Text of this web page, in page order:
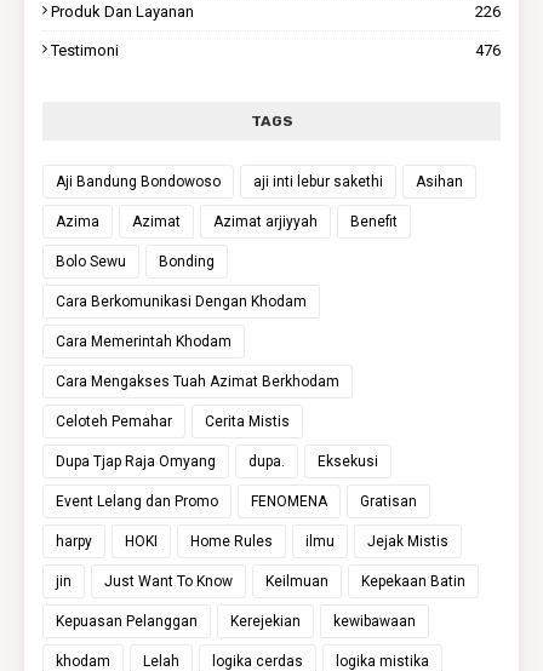
Produk Dan Layanan 226
Testimoni 476
TAGS
Aji Bandung Bondowoso aji inti lebur sakethi Asihan
Azima Azimat Azimat arjiyyah Benefit
Bolo Sewu Bonding
Cara Berkomunikasi Dengan Khodam
Cara Memerintah Khodam
Cara Mengakses Tuah Azimat Berkhodam
Celoteh Pemahar Cerita Mistis
Dupa Tjap Raja Omyang dupa. Eksekusi
Event Lelang dan Promo FENOMENA Gratisan
harpy HOKI Home Rules ilmu Jejak Mistis
jin Just Want To Know Keilmuan Kepekaan Batin
Kepuasan Pelanggan Kerejekian kewibawaan
khodam Lelah logika cerdas logika mistika